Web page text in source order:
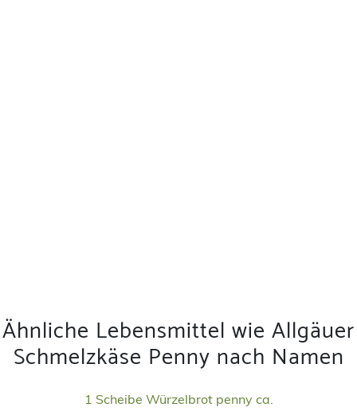
Ähnliche Lebensmittel wie Allgäuer
Schmelzkäse Penny nach Namen
1 Scheibe Würzelbrot penny ca.